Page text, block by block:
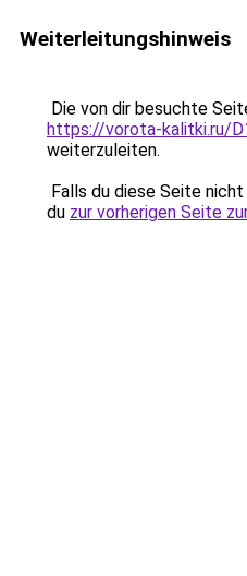
Weiterleitungshinweis
Die von dir besuchte
https://vorota-kalitki.ru/
weiterzuleiten.
Falls du diese Seite
du zur vorherigen Seite